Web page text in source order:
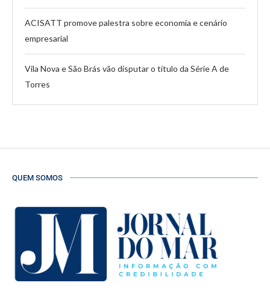
ACISATT promove palestra sobre economia e cenário
empresarial
Vila Nova e São Brás vão disputar o título da Série A de
Torres
QUEM SOMOS